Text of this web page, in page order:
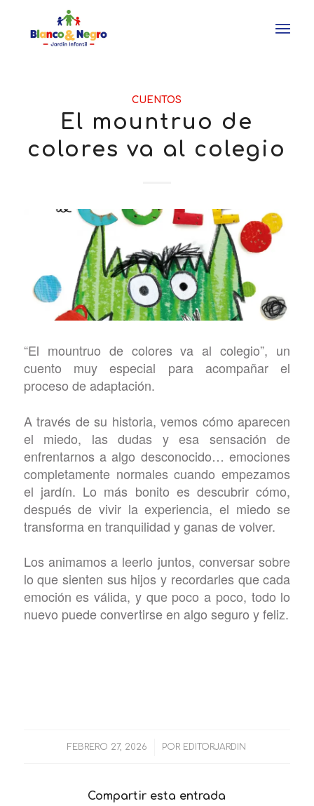
CUENTOS
El mountruo de
colores va al colegio
“El mountruo de colores va al colegio”, un
cuento muy especial para acompañar el
proceso de adaptación.
A través de su historia, vemos cómo aparecen
el miedo, las dudas y esa sensación de
enfrentarnos a algo desconocido… emociones
completamente normales cuando empezamos
el jardín. Lo más bonito es descubrir cómo,
después de vivir la experiencia, el miedo se
transforma en tranquilidad y ganas de volver.
Los animamos a leerlo juntos, conversar sobre
lo que sienten sus hijos y recordarles que cada
emoción es válida, y que poco a poco, todo lo
nuevo puede convertirse en algo seguro y feliz.
FEBRERO 27, 2026
/ POR EDITORJARDIN
Compartir esta entrada